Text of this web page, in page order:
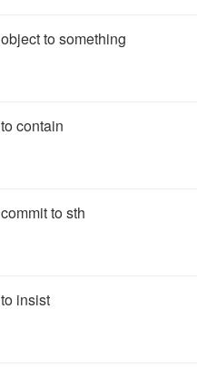
object to something
to contain
commit to sth
to insist